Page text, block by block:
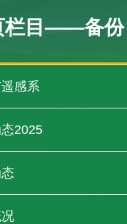
栏目——备份
感系
2025